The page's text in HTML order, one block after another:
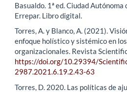
Basualdo. 1ª ed. Ciudad Autónoma
Errepar. Libro digital.
Torres, A. y Blanco, A. (2021).
enfoque holístico y sistémico en
organizacionales. Revista
https://doi.org/10.29394/
2987.2021.6.19.2.43-63
Torres, D. 2020. Las políticas de